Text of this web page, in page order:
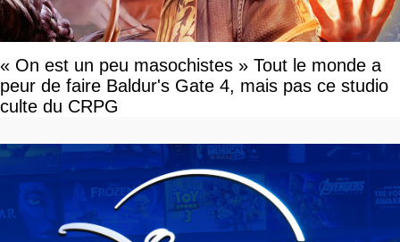
« On est un peu masochistes » Tout le monde a
peur de faire Baldur's Gate 4, mais pas ce studio
culte du CRPG